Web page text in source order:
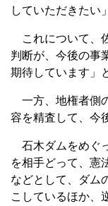
していただきたい
これについて、
判断が、今後の事
期待しています」
一方、地権者側
容を精査して、今
石木ダムをめぐ
を相手どって、憲
などとして、ダム
こしているほか、